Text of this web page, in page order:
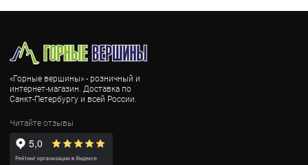
«Горные вершины» - розничный и
интернет-магазин. Доставка по
Санкт-Петербургу и всей России.
Читайте отзывы